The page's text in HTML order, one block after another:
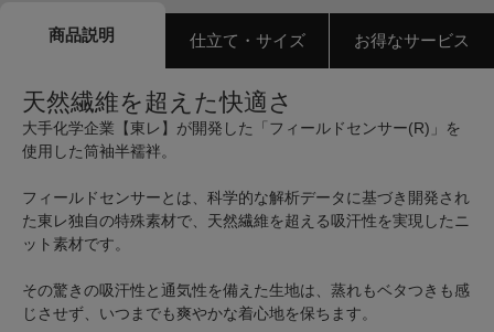
商品説明 仕立て・サイズ お得なサービス
天然繊維を超えた快適さ
大手化学企業【東レ】が開発した「フィールドセンサー(R)」を
使用した筒袖半襦袢。
フィールドセンサーとは、科学的な解析データに基づき開発され
た東レ独自の特殊素材で、天然繊維を超える吸汗性を実現したニ
ット素材です。
その驚きの吸汗性と通気性を備えた生地は、蒸れもベタつきも感
じさせず、いつまでも爽やかな着心地を保ちます。